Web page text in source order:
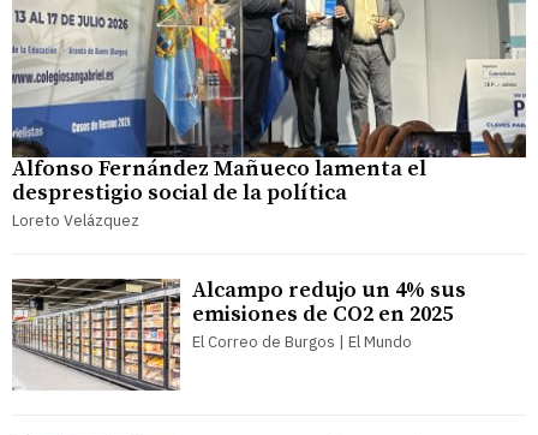
Alfonso Fernández Mañueco lamenta el
desprestigio social de la política
Loreto Velázquez
Alcampo redujo un 4% sus
emisiones de CO2 en 2025
El Correo de Burgos | El Mundo